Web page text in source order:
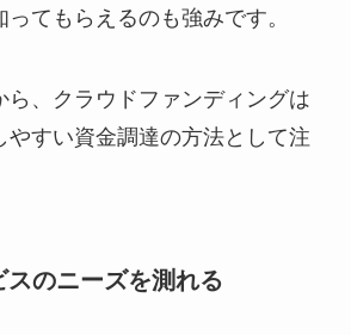
てもらえるのも強みです。
ら、クラウドファンディングは
やすい資金調達の方法として注
のニーズを測れる